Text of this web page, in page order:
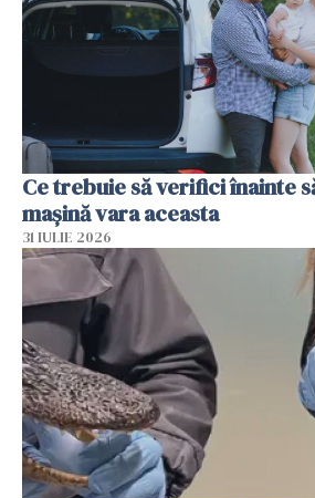
Ce trebuie să verifici înainte
mașină vara aceasta
31 IULIE 2026